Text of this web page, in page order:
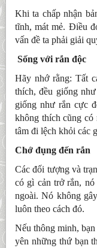
Khi ta chấp nhận
tĩnh, mát mẻ. Điều
vấn đề ta phải giải
Sống với rắn độc
Hãy nhớ rằng: Tất
thích, đều giống
giống như rắn cực
không thích cũng
tâm đi lệch khỏi các
Chớ đụng đến rắn
Các đối tượng và
có gì cản trở rắn,
ngoài. Nó không
luôn theo cách đó.
Nếu thông minh,
yên những thứ bạn